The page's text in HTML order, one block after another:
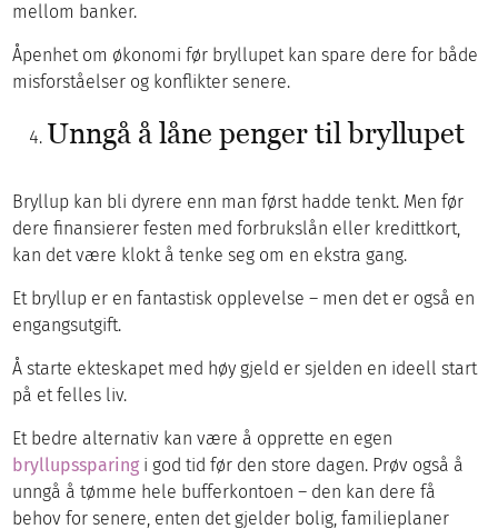
mellom banker.
Åpenhet om økonomi før bryllupet kan spare dere for både
misforståelser og konflikter senere.
Unngå å låne penger til bryllupet
Bryllup kan bli dyrere enn man først hadde tenkt. Men før
dere finansierer festen med forbrukslån eller kredittkort,
kan det være klokt å tenke seg om en ekstra gang.
Et bryllup er en fantastisk opplevelse – men det er også en
engangsutgift.
Å starte ekteskapet med høy gjeld er sjelden en ideell start
på et felles liv.
Et bedre alternativ kan være å opprette en egen
bryllupssparing i god tid før den store dagen. Prøv også å
unngå å tømme hele bufferkontoen – den kan dere få
behov for senere, enten det gjelder bolig, familieplaner